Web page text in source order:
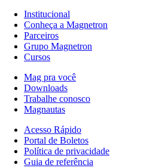
Institucional
Conheça a Magnetron
Parceiros
Grupo Magnetron
Cursos
Mag pra você
Downloads
Trabalhe conosco
Magnautas
Acesso Rápido
Portal de Boletos
Política de privacidade
Guia de referência